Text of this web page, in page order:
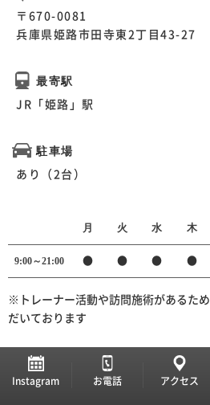
〒670-0081
兵庫県姫路市田寺東2丁目43-27
最寄駅
JR「姫路」駅
駐車場
あり（2台）
月 火 水 木
9:00～21:00 ● ● ● ●
※トレーナー活動や訪問施術があるた
だいております
Instagram お電話 アクセス